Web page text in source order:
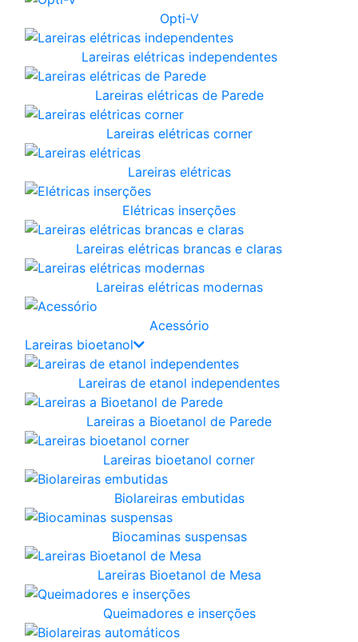
Opti-V
Lareiras elétricas independentes
Lareiras elétricas de Parede
Lareiras elétricas corner
Lareiras elétricas
Elétricas inserções
Lareiras elétricas brancas e claras
Lareiras elétricas modernas
Acessório
Lareiras bioetanol
Lareiras de etanol independentes
Lareiras a Bioetanol de Parede
Lareiras bioetanol corner
Biolareiras embutidas
Biocaminas suspensas
Lareiras Bioetanol de Mesa
Queimadores e inserções